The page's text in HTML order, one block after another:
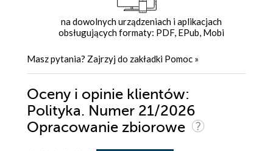
na dowolnych urządzeniach i aplikacjach
obsługujących formaty: PDF, EPub, Mobi
Masz pytania? Zajrzyj do zakładki Pomoc »
Oceny i opinie klientów:
Polityka. Numer 21/2026
Opracowanie zbiorowe